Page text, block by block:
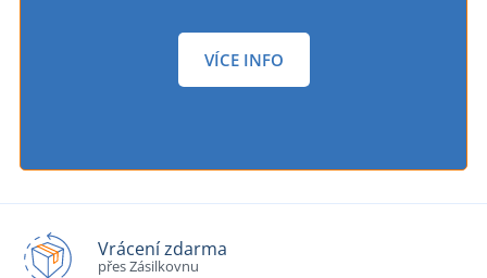
VÍCE INFO
Vrácení zdarma
přes Zásilkovnu